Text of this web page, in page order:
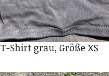
T-Shirt grau, Größe XS